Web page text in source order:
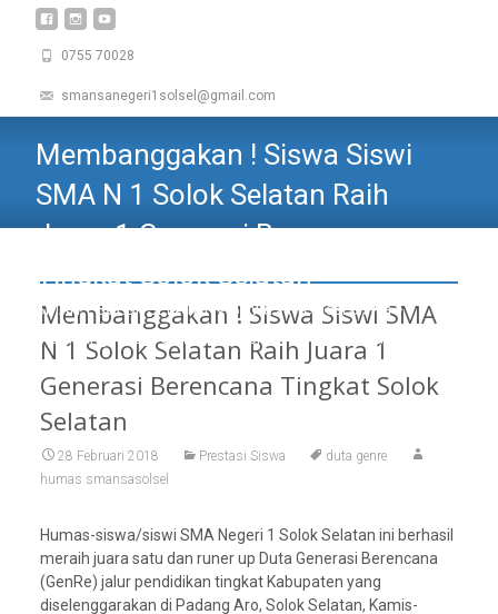
0755 70028
smansanegeri1solsel@gmail.com
Membanggakan ! Siswa Siswi
SMA N 1 Solok Selatan Raih
Juara 1 Generasi Berencana
Tingkat Solok Selatan
SMAN 1 SOLOK SELATAN > Siswa> Prestasi Siswa>
Membanggakan ! Siswa Siswi SMA N 1 Solok Selatan Raih
Juara 1 Generasi Berencana Tingkat Solok Selatan
Membanggakan ! Siswa Siswi SMA
N 1 Solok Selatan Raih Juara 1
Generasi Berencana Tingkat Solok
Selatan
28 Februari 2018 Prestasi Siswa
duta genre
humas smansasolsel
Humas-siswa/siswi SMA Negeri 1 Solok Selatan ini berhasil
meraih juara satu dan runer up Duta Generasi Berencana
(GenRe) jalur pendidikan tingkat Kabupaten yang
diselenggarakan di Padang Aro, Solok Selatan, Kamis-